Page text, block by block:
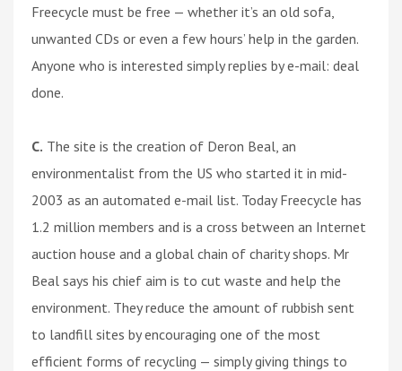
Freecycle must be free — whether it’s an old sofa,
unwanted CDs or even a few hours’ help in the garden.
Anyone who is interested simply replies by e-mail: deal
done.
C. The site is the creation of Deron Beal, an
environmentalist from the US who started it in mid-
2003 as an automated e-mail list. Today Freecycle has
1.2 million members and is a cross between an Internet
auction house and a global chain of charity shops. Mr
Beal says his chief aim is to cut waste and help the
environment. They reduce the amount of rubbish sent
to landfill sites by encouraging one of the most
efficient forms of recycling — simply giving things to